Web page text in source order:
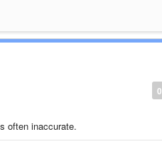
0
often inaccurate.